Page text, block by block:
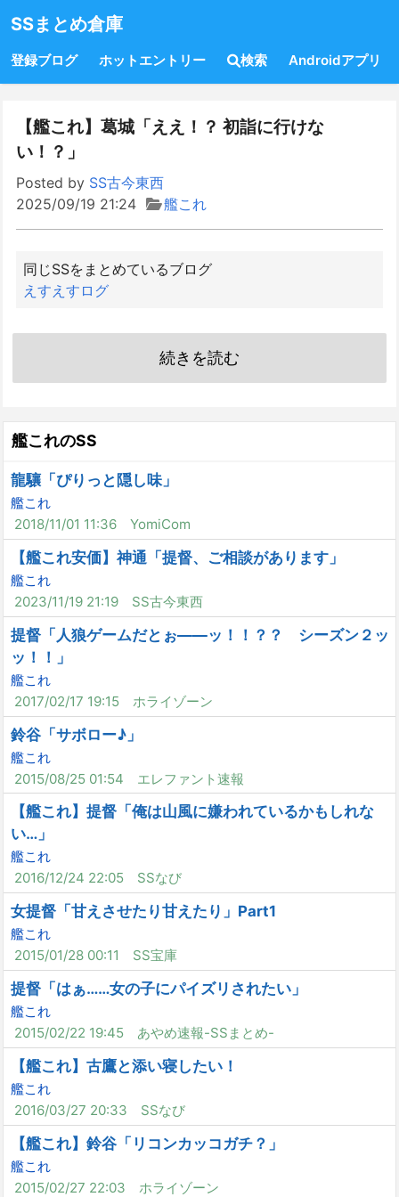
SSまとめ倉庫
登録ブログ ホットエントリー 検索 Androidアプリ
【艦これ】葛城「ええ！？ 初詣に行けな
い！？」
Posted by SS古今東西
2025/09/19 21:24
艦これ
同じSSをまとめているブログ
えすえすログ
続きを読む
艦これのSS
龍驤「ぴりっと隠し味」
艦これ
2018/11/01 11:36
YomiCom
【艦これ安価】神通「提督、ご相談があります」
艦これ
2023/11/19 21:19
SS古今東西
提督「人狼ゲームだとぉ――ッ！！？？ シーズン２ッ
ッ！！」
艦これ
2017/02/17 19:15
ホライゾーン
鈴谷「サボロー♪」
艦これ
2015/08/25 01:54
エレファント速報
【艦これ】提督「俺は山風に嫌われているかもしれな
い…」
艦これ
2016/12/24 22:05
SSなび
女提督「甘えさせたり甘えたり」Part1
艦これ
2015/01/28 00:11
SS宝庫
提督「はぁ……女の子にパイズリされたい」
艦これ
2015/02/22 19:45
あやめ速報-SSまとめ-
【艦これ】古鷹と添い寝したい！
艦これ
2016/03/27 20:33
SSなび
【艦これ】鈴谷「リコンカッコガチ？」
艦これ
2015/02/27 22:03
ホライゾーン